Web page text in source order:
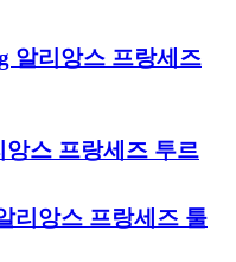
알리앙스 프랑세즈
앙스 프랑세즈 투르
리앙스 프랑세즈 툴